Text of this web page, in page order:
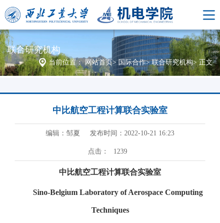
联合研究机构
当前位置： 网站首页> 国际合作> 联合研究机构> 正文
中比航空工程计算联合实验室
编辑：邹夏 发布时间：2022-10-21 16:23
点击： 1239
中比航空工程计算联合实验室
Sino-Belgium Laboratory of Aerospace Computing
Techniques